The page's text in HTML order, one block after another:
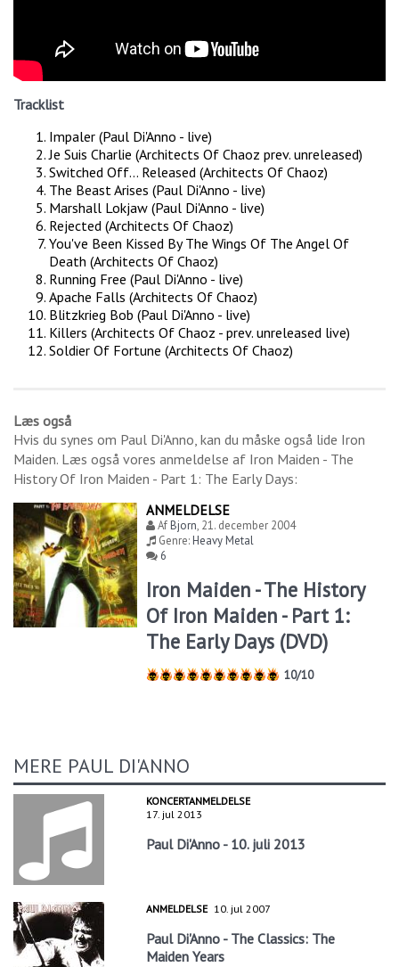
Tracklist
Impaler (Paul Di'Anno - live)
Je Suis Charlie (Architects Of Chaoz prev. unreleased)
Switched Off... Released (Architects Of Chaoz)
The Beast Arises (Paul Di'Anno - live)
Marshall Lokjaw (Paul Di'Anno - live)
Rejected (Architects Of Chaoz)
You've Been Kissed By The Wings Of The Angel Of
Death (Architects Of Chaoz)
Running Free (Paul Di'Anno - live)
Apache Falls (Architects Of Chaoz)
Blitzkrieg Bob (Paul Di'Anno - live)
Killers (Architects Of Chaoz - prev. unreleased live)
Soldier Of Fortune (Architects Of Chaoz)
Læs også
Hvis du synes om Paul Di'Anno, kan du måske også lide Iron
Maiden. Læs også vores anmeldelse af Iron Maiden - The
History Of Iron Maiden - Part 1: The Early Days:
ANMELDELSE
AfBjorn, 21. december 2004
Genre:Heavy Metal
6
Iron Maiden - The History
Of Iron Maiden - Part 1:
The Early Days (DVD)
10/10
MERE PAUL DI'ANNO
KONCERTANMELDELSE
17. jul 2013
Paul Di'Anno - 10. juli 2013
ANMELDELSE 10. jul 2007
Paul Di'Anno - The Classics: The
Maiden Years